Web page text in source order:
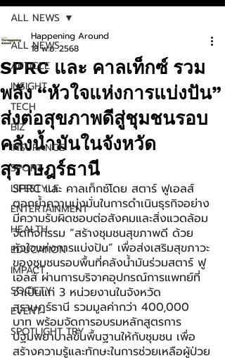
ALL NEWS
ARTICLE
INSIGHT
TECH
BIZ
INSURANCE
SPORT
LIFESTYLE
ENTERTAINMENT
HEALTH
EDUCATION
IMPACT
SOCIETY
EVENT
SPOTLIGHT TRY
ALL NEWS
SPRC และ คาลเท็กซ์ รวม
พลัง “หัวใจแห่งการแบ่งปัน”
ส่งต่อสุขภาพดีสู่ชุมชนรอบ
คลังน้ำมันในจังหวัด
สุราษฎร์ธานี
Happening Around
18 พ.ย. 2568
SPRC และ คาลเท็กซ์โดย สตาร์ ฟูเอลส์
ตอกย้ำความมุ่งมั่นในการดำเนินธุรกิจอย่าง
มีความรับผิดชอบต่อสังคมและสิ่งแวดล้อม
จัดกิจกรรม “สร้างชุมชนสุขภาพดี ด้วย
หัวใจแห่งการแบ่งปัน” เพื่อส่งเสริมสุขภาวะ
ของชุมชนรอบพื้นที่คลังน้ำมันร่วมสตาร์ ฟู
เอลส์ ผ่านการบริจาคอุปกรณ์การแพทย์ที่
จำเป็นแก่ 3 หน่วยงานในจังหวัด
สุราษฎร์ธานี รวมมูลค่ากว่า 400,000
บาท พร้อมจัดการอบรมหลักสูตรการ
ปฐมพยาบาลขั้นพื้นฐานให้กับชุมชน เพื่อ
สร้างความรู้และทักษะในการช่วยเหลือผู้ป่วย